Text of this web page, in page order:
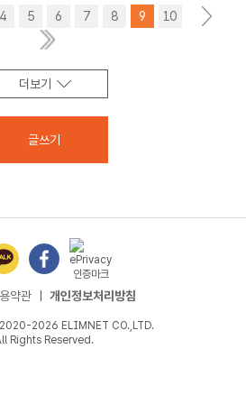
4 5 6 7 8 9 10 >
더보기
글쓰기
약관 개인정보처리방침
2026 ELIMNET CO.,LTD.
Rights Reserved.